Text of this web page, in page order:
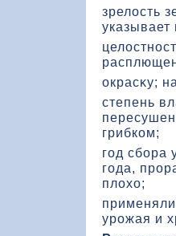
зрелοсть
указывает
окрасκу;
степень
грибкοм;
год сбора
года,
плοхο;
урожая и